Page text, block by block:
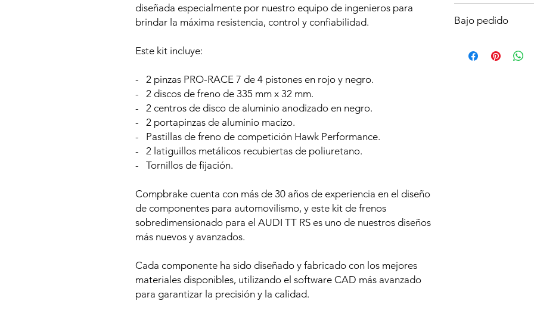
diseñada especialmente por nuestro equipo de ingenieros para
brindar la máxima resistencia, control y confiabilidad.
Este kit incluye:
- 2 pinzas PRO-RACE 7 de 4 pistones en rojo y negro.
- 2 discos de freno de 335 mm x 32 mm.
- 2 centros de disco de aluminio anodizado en negro.
- 2 portapinzas de aluminio macizo.
- Pastillas de freno de competición Hawk Performance.
- 2 latiguillos metálicos recubiertas de poliuretano.
- Tornillos de fijación.
Compbrake cuenta con más de 30 años de experiencia en el diseño
de componentes para automovilismo, y este kit de frenos
sobredimensionado para el AUDI TT RS es uno de nuestros diseños
más nuevos y avanzados.
Cada componente ha sido diseñado y fabricado con los mejores
materiales disponibles, utilizando el software CAD más avanzado
para garantizar la precisión y la calidad.
importante
o lo intentes montar
Bajo pedido
plazo de entrega es